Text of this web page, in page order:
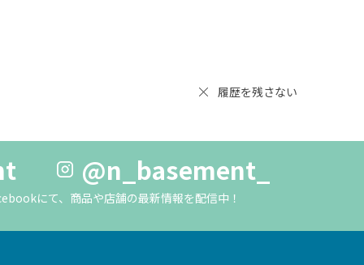
履歴を残さない
@n_basement_
にて、商品や店舗の最新情報を配信中！